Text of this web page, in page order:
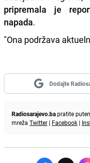
pripremala je
napada.
"Ona podržava
Dodajte
Radiosarajevo.bapratite
mreža Twitter | Facebook |